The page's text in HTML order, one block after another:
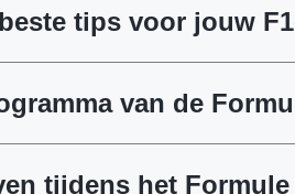
tips voor jouw
van de
tijdens het